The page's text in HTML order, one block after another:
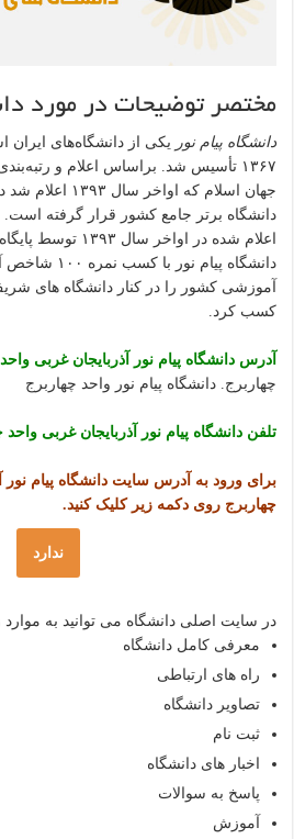
مختصر توضیحات در مورد
دانشگاه پیام نور یکی از دانشگاه‌های
۱۳۶۷ تأسیس شد. براساس اعلام و
دانشگاه برتر جامع کشور قرار گرفته است.
اعلام شده در اواخر
دانشگاه پیام
آموزشی کشور را در کنار دانشگاه های
کسب کرد.
آدرس دانشگاه پیام نور آذربایجان غربی
چهاربرج. دانشگاه پیام نور واحد چهاربرج
تلفن دانشگاه پیام نور آذربایجان غربی واحد
برای ورود به آدرس سایت دانشگاه پیام نور
چهاربرج روی دکمه زیر کلیک کنید.
ندارد
در سایت اصلی دانشگاه می توانید به
معرفی کامل دانشگاه
راه های ارتباطی
تصاویر دانشگاه
ثبت نام
اخبار های دانشگاه
پاسخ به سوالات
آموزش